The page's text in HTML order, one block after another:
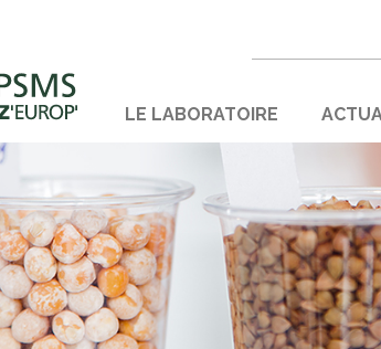
:
LE LABORATOIRE